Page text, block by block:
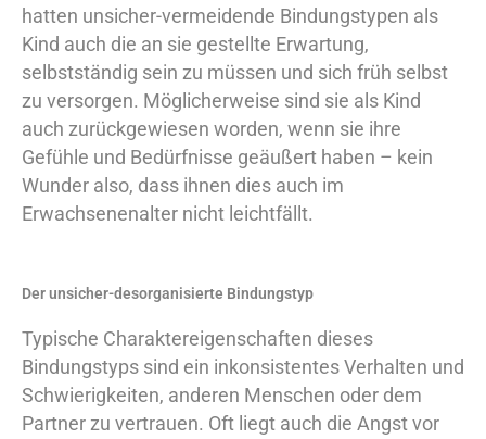
hatten unsicher-vermeidende Bindungstypen als
Kind auch die an sie gestellte Erwartung,
selbstständig sein zu müssen und sich früh selbst
zu versorgen. Möglicherweise sind sie als Kind
auch zurückgewiesen worden, wenn sie ihre
Gefühle und Bedürfnisse geäußert haben – kein
Wunder also, dass ihnen dies auch im
Erwachsenenalter nicht leichtfällt.
Der unsicher-desorganisierte Bindungstyp
Typische Charaktereigenschaften dieses
Bindungstyps sind ein inkonsistentes Verhalten und
Schwierigkeiten, anderen Menschen oder dem
Partner zu vertrauen. Oft liegt auch die Angst vor